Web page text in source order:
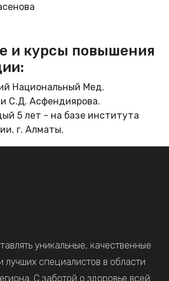
и курсы повышения
Национальный Мед.
С.Д. Асфендиярова.
5 лет - на базе института
г. Алматы.
уникальные, качественные
лучших специалистов в области
С заботой о здоровье всей